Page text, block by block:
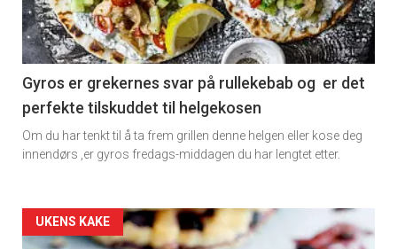
kan fritt velge hvilke du ønsker å få
tilsendt.
Registrer deg
-
section
11
Gyros er grekernes svar på rullekebab og er det
perfekte tilskuddet til helgekosen
Om du har tenkt til å ta frem grillen denne helgen eller kose deg
innendørs ,er gyros fredags-middagen du har lengtet etter.
Artikler
UKENS KAKE